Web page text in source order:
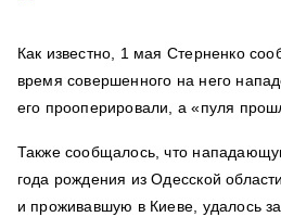
Как известно, 1 мая Стерненко
время совершенного на него
его прооперировали, а «пуля
Также сообщалось, что
года рождения из Одесской
и проживавшую в Киеве, удалось